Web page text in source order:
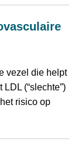
vezel die helpt
(“slechte”)
risico op